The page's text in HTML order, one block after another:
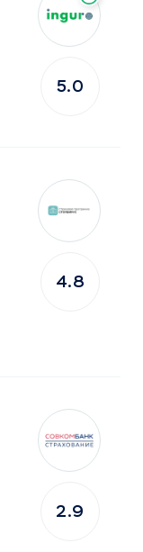
5.0
4.8
2.9